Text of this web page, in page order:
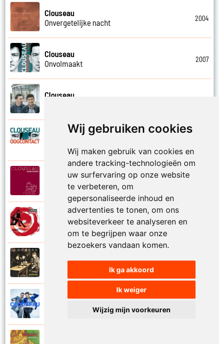
Wij gebruiken cookies
Wij maken gebruik van cookies en
andere tracking-technologieën om
uw surfervaring op onze website
te verbeteren, om
gepersonaliseerde inhoud en
advertenties te tonen, om ons
websiteverkeer te analyseren en
om te begrijpen waar onze
bezoekers vandaan komen.
Ik ga akkoord
Ik weiger
Wijzig mijn voorkeuren
Clouseau
Onvergetelijke nacht
2004
Clouseau
Onvolmaakt
2007
Clouseau
Clouseau
Clouseau
Over morgen
Clouseau
Clouseau